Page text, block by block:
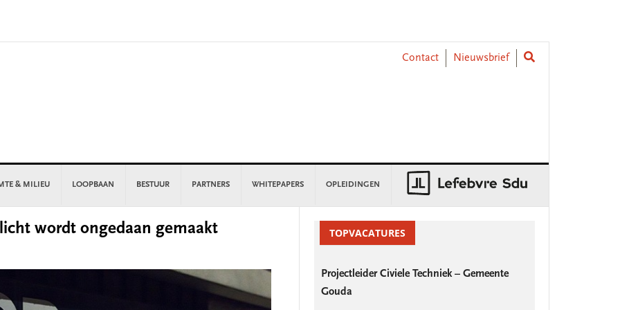
Contact
Nieuwsbrief
& MILIEU LOOPBAAN BESTUUR PARTNERS WHITEPAPERS OPLEIDINGEN
wordt ongedaan gemaakt
SidebarTOPVACATURES
Projectleider Civiele Techniek – Gemeente
Gouda